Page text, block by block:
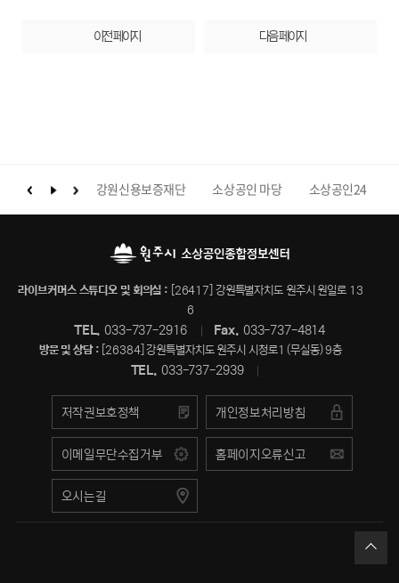
이전 페이지 다음 페이지
별자치도청 강원신용보증재단 소상공인 마당 소상공인24
라이브커머스 스튜디오 및 회의실 : [26417] 강원특별자치도 원주시 원일로 13
6
TEL. 033-737-2916 Fax. 033-737-4814
방문 및 상담 : [26384] 강원특별자치도 원주시 시청로1 (무실동) 9층
TEL. 033-737-2939
저작권보호정책 개인정보처리방침
이메일무단수집거부 홈페이지오류신고
오시는길